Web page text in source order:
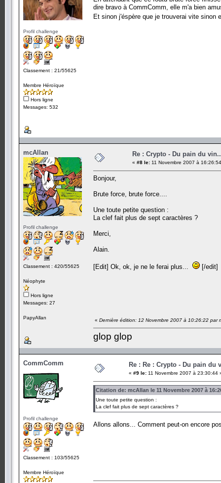
Profil challenge
Classement : 21/55625
Membre Héroïque
Hors ligne
Messages: 532
dire bravo à CommComm, elle m'a bien
Et sinon j'éspère que je trouverai vite
mcAllan
Profil challenge
Classement : 420/55625
Néophyte
Hors ligne
Messages: 27
PapyAllan
Re : Crypto - Du pain du
« #8 le: 11 Novembre 2007 à
Bonjour,
Brute force, brute force....
Une toute petite question :
La clef fait plus de sept caractères ?
Merci,
Alain.
[Edit] Ok, ok, je ne le ferai plus... [/edit]
« Dernière édition: 12 Novembre 2007 à 10:26:22 par
glop glop
CommComm
Profil challenge
Classement : 103/55625
Membre Héroïque
Re : Re : Crypto - Du pain du
« #9 le: 11 Novembre 2007 à 23:30:44
Citation de: mcAllan le 11 Novembre 2007 à
Une toute petite question :
La clef fait plus de sept caractères ?
Allons allons... Comment peut-on encore